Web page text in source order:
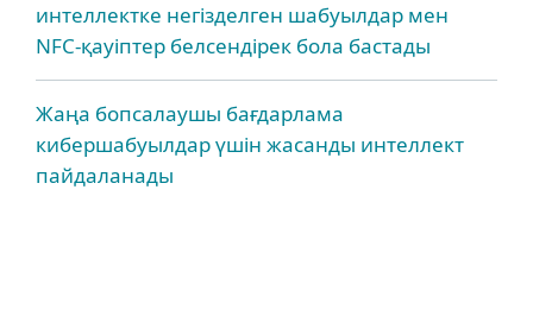
интеллектке негізделген шабуылдар мен
NFC-қауіптер белсендірек бола бастады
Жаңа бопсалаушы бағдарлама
кибершабуылдар үшін жасанды интеллект
пайдаланады